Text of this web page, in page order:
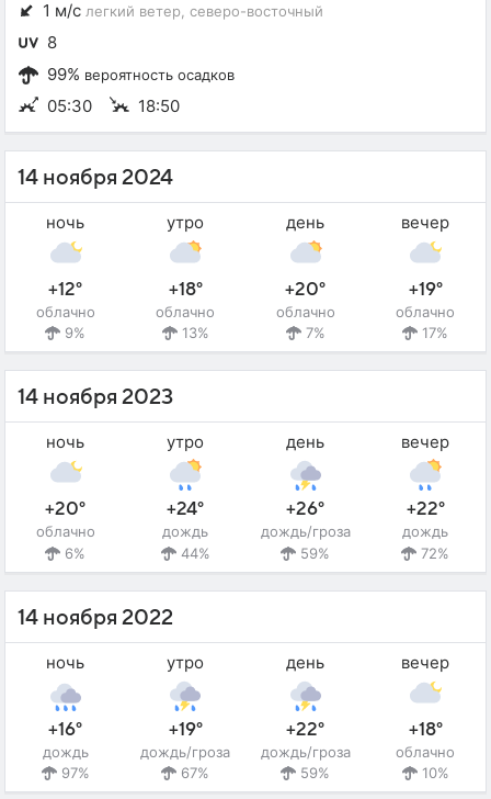
1 м/с легкий ветер , северо-восточный
8
99% вероятность осадков
05:30 18:50
14 ноября 2024
ночь
+12°
облачно
9%
утро
+18°
облачно
13%
день
+20°
облачно
7%
вечер
+19°
облачно
17%
14 ноября 2023
ночь
+20°
облачно
6%
утро
+24°
дождь
44%
день
+26°
дождь/гроза
59%
вечер
+22°
дождь
72%
14 ноября 2022
ночь
+16°
дождь
97%
утро
+19°
дождь/гроза
67%
день
+22°
дождь/гроза
59%
вечер
+18°
облачно
10%